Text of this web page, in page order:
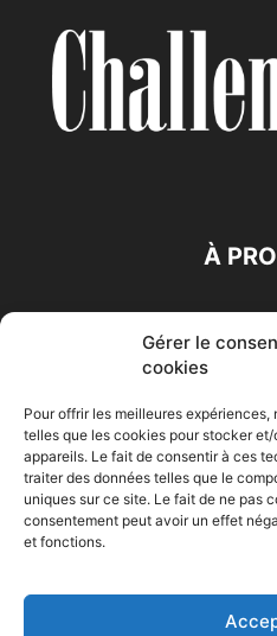
Gérer le
cookies
Pour offrir les meilleures
telles que les cookies pour stocker
appareils. Le fait de consentir à ces
traiter des données telles que le
uniques sur ce site. Le fait de ne pas
consentement peut avoir un effet
et fonctions.
À
Accueil Economie
Maghreb